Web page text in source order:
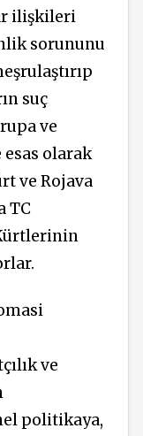
ilişkileri
sorununu
suç
ve
esas olarak
ve Rojava
TC
ve
politikaya,